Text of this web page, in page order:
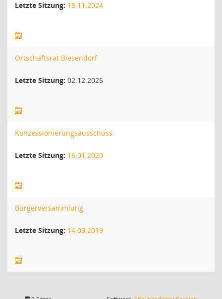
Letzte Sitzung: 18.11.2024
Ortschaftsrat Biesendorf
Letzte Sitzung: 02.12.2025
Konzessionierungsausschuss
Letzte Sitzung: 16.01.2020
Bürgerversammlung
Letzte Sitzung: 14.03.2019